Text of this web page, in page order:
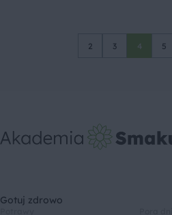
2 3 4 5
Gotuj zdrowo